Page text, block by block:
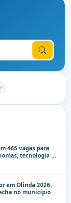
465 vagas para
tecnologia e
em Olinda 2026:
no município